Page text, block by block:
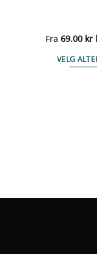
Fra 69.00 kr
VELG